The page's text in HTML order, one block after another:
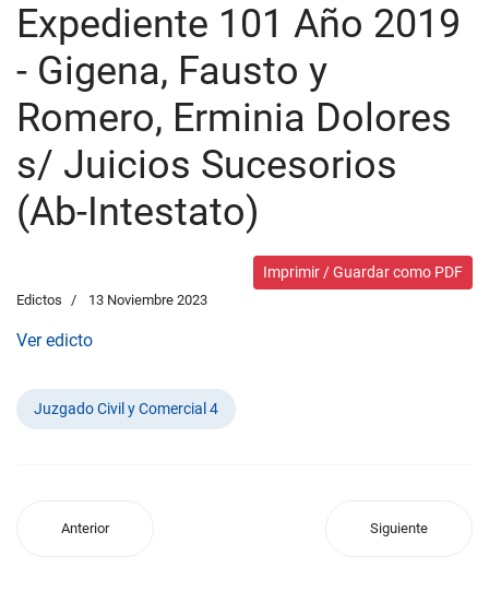
Expediente 101 Año 2019
- Gigena, Fausto y
Romero, Erminia Dolores
s/ Juicios Sucesorios
(Ab-Intestato)
Imprimir / Guardar como PDF
Edictos 13 Noviembre 2023
Ver edicto
Juzgado Civil y Comercial 4
Anterior Siguiente